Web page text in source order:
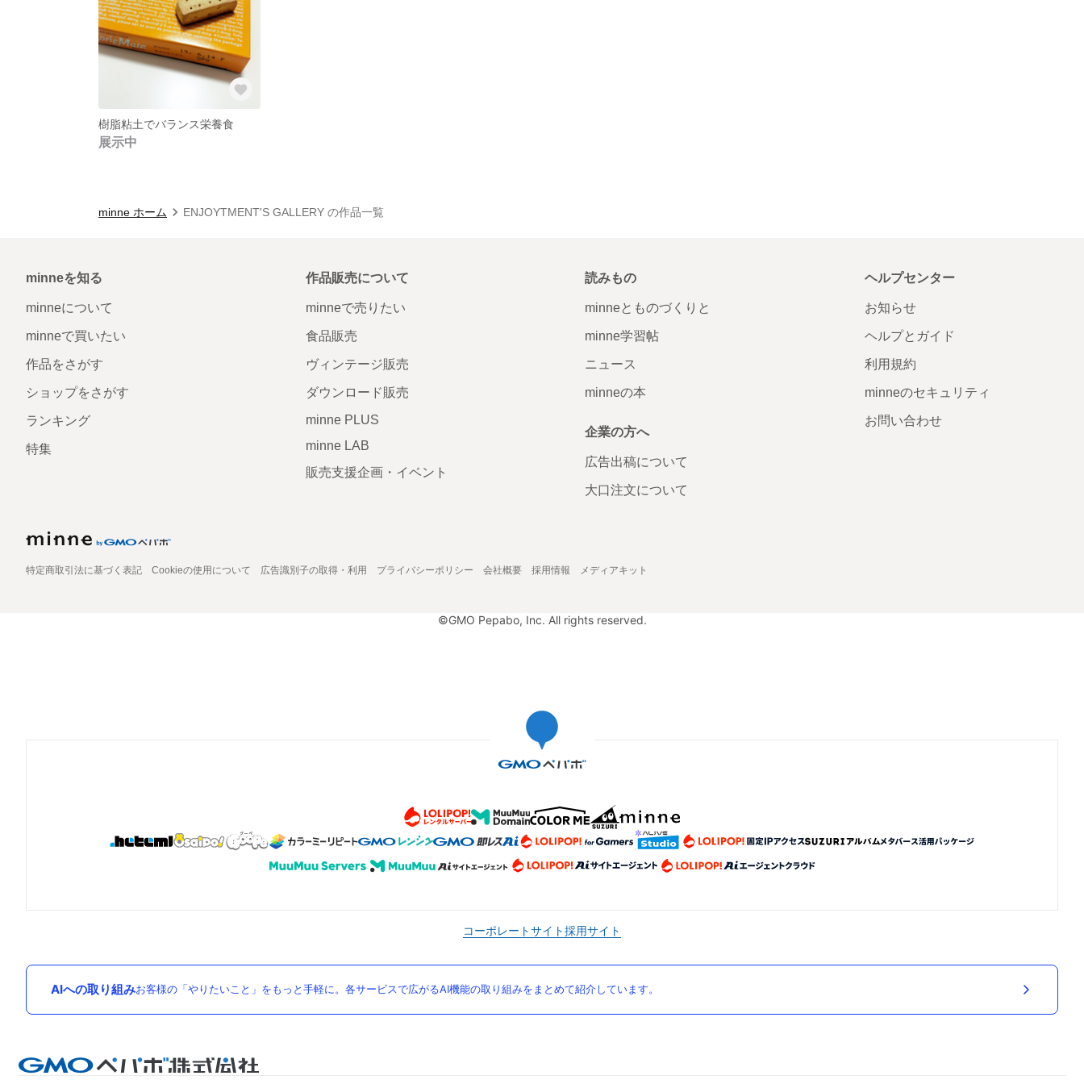
樹脂粘土でバランス栄養食
展示中
minne ホーム ENJOYTMENT'S GALLERY の作品一覧
minneを知る
minneについて
minneで買いたい
作品をさがす
ショップをさがす
ランキング
特集
作品販売について
minneで売りたい
食品販売
ヴィンテージ販売
ダウンロード販売
minne PLUS
minne LAB
販売支援企画・イベント
読みもの
minneとものづくりと
minne学習帖
ニュース
minneの本
企業の方へ
広告出稿について
大口注文について
ヘルプセンター
お知らせ
ヘルプとガイド
利用規約
minneのセキュリティ
お問い合わせ
特定商取引法に基づく表記 Cookieの使用について 広告識別子の取得・利用 プライバシーポリシー 会社概要 採用情報 メディアキット
©GMO Pepabo, Inc. All rights reserved.
コーポレートサイト採用サイト
AIへの取り組みお客様の「やりたいこと」をもっと手軽に。各サービスで広がるAI機能の取り組みをまとめて紹介しています。